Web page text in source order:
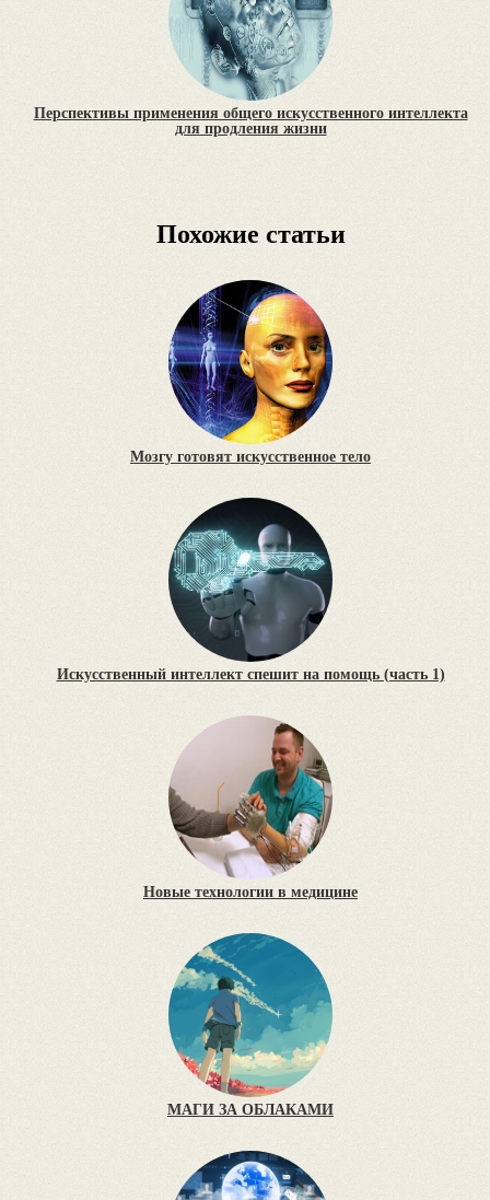
Перспективы применения общего искусственного интеллекта
для продления жизни
Похожие статьи
Мозгу готовят искусственное тело
Искусственный интеллект спешит на помощь (часть 1)
Новые технологии в медицине
МАГИ ЗА ОБЛАКАМИ